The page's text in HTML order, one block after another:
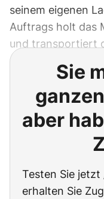
seinem eigenen
Auftrags holt das
und transportiert
Sie
aber
Testen Sie jetzt
erhalten Sie